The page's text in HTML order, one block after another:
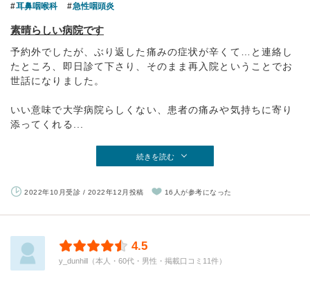
耳鼻咽喉科 急性咽頭炎
素晴らしい病院です
予約外でしたが、ぶり返した痛みの症状が辛くて…と連絡し
たところ、即日診て下さり、そのまま再入院ということでお
世話になりました。
いい意味で大学病院らしくない、患者の痛みや気持ちに寄り
添ってくれる...
続きを読む
2022年10月受診 / 2022年12月投稿 16人が参考になった
4.5
y_dunhill（本人・60代・男性・掲載口コミ11件）